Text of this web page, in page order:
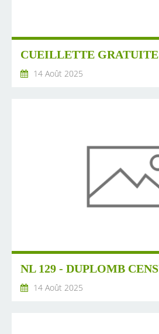
CUEILLETTE GRATUITE
14 Août 2025
14 Août 2025